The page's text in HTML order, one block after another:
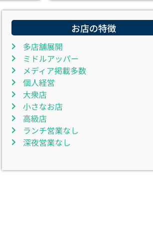
お店の特徴
多店舗展開
ミドルアッパー
メディア掲載多数
個人経営
大衆店
小さなお店
高級店
ランチ営業なし
深夜営業なし